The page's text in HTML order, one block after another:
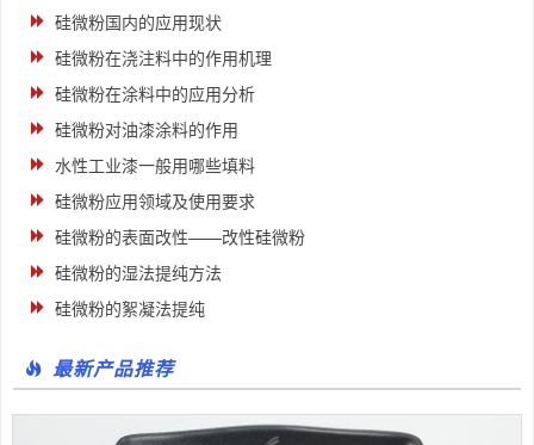
硅微粉国内的应用现状
硅微粉在浇注料中的作用机理
硅微粉在涂料中的应用分析
硅微粉对油漆涂料的作用
水性工业漆一般用哪些填料
硅微粉应用领域及使用要求
硅微粉的表面改性——改性硅微粉
硅微粉的湿法提纯方法
硅微粉的絮凝法提纯
最新产品推荐